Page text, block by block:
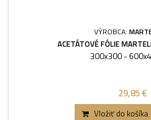
VÝROBCA:
ACETÁTOVÉ FÓLIE
300x300 -
29,85 €
Vložiť do košíka